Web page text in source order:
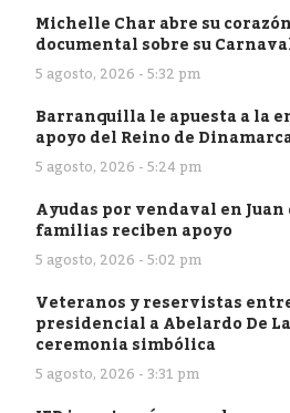
Michelle Char abre su
documental sobre su
5 agosto, 2026 - 5:32 pm
Barranquilla le apuesta a la
apoyo del Reino de
5 agosto, 2026 - 5:24 pm
Ayudas por vendaval en Juan
familias reciben apoyo
5 agosto, 2026 - 5:02 pm
Veteranos y reservistas
presidencial a Abelardo De
ceremonia simbólica
5 agosto, 2026 - 3:31 pm